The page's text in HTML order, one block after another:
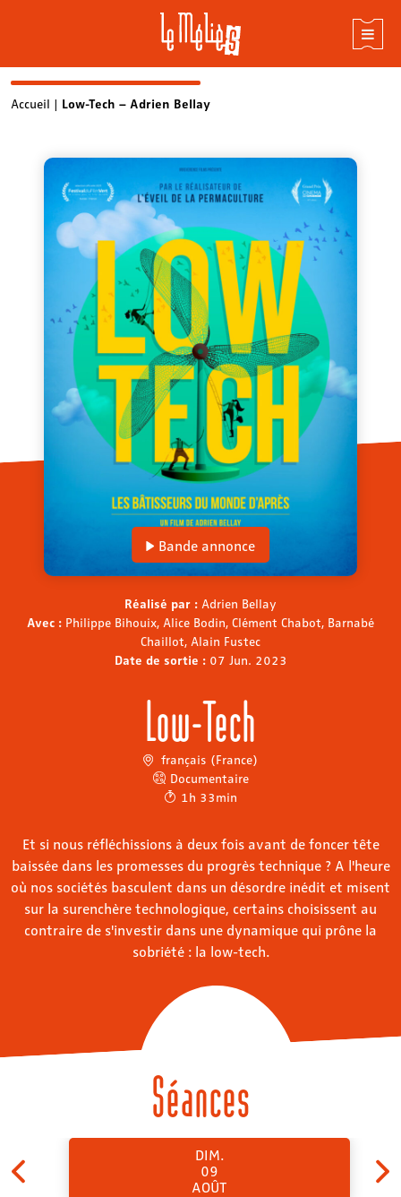
SkipAccueil | Low-Tech – Adrien Bellay
Bande annonce
Réalisé par : Adrien Bellay
Avec : Philippe Bihouix, Alice Bodin, Clément Chabot, Barnabé
Chaillot, Alain Fustec
Date de sortie : 07 Jun. 2023
Low-Tech
français (France)
Documentaire
1h 33min
Et si nous réfléchissions à deux fois avant de foncer tête
baissée dans les promesses du progrès technique ? A l'heure
où nos sociétés basculent dans un désordre inédit et misent
sur la surenchère technologique, certains choisissent au
contraire de s'investir dans une dynamique qui prône la
sobriété : la low-tech.
Séances
DIM.
09
AOÛT